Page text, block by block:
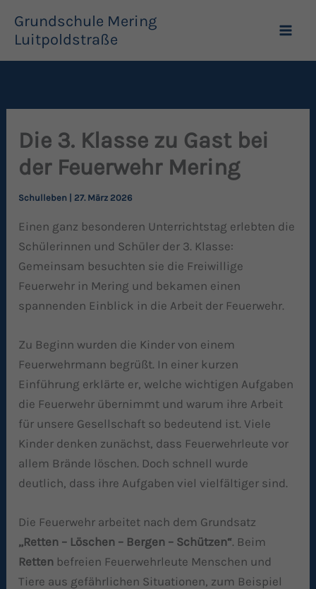
Inhalt
springen
Grundschule Mering
Luitpoldstraße
Die 3. Klasse zu Gast bei
der Feuerwehr Mering
Schulleben | 27. März 2026
Einen ganz besonderen Unterrichtstag erlebten die
Schülerinnen und Schüler der 3. Klasse:
Gemeinsam besuchten sie die Freiwillige
Feuerwehr in Mering und bekamen einen
spannenden Einblick in die Arbeit der Feuerwehr.
Zu Beginn wurden die Kinder von einem
Feuerwehrmann begrüßt. In einer kurzen
Einführung erklärte er, welche wichtigen Aufgaben
die Feuerwehr übernimmt und warum ihre Arbeit
für unsere Gesellschaft so bedeutend ist. Viele
Kinder denken zunächst, dass Feuerwehrleute vor
allem Brände löschen. Doch schnell wurde
deutlich, dass ihre Aufgaben viel vielfältiger sind.
Die Feuerwehr arbeitet nach dem Grundsatz
„Retten – Löschen – Bergen – Schützen“. Beim
Retten befreien Feuerwehrleute Menschen und
Tiere aus gefährlichen Situationen, zum Beispiel